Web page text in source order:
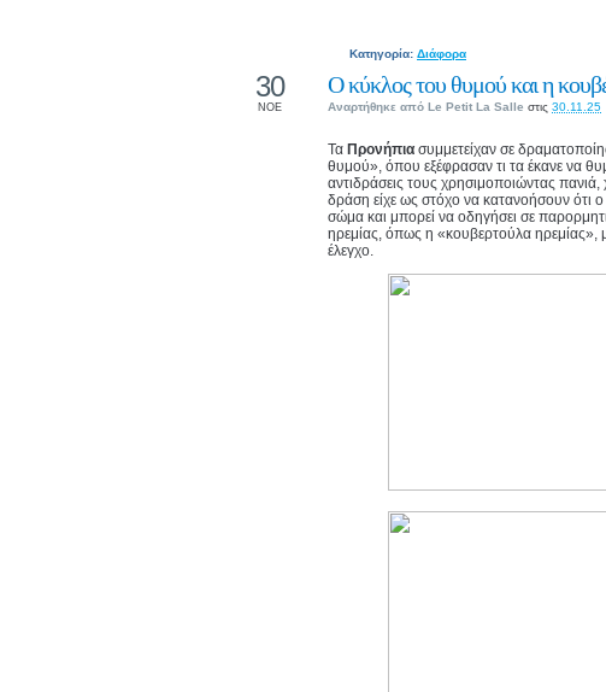
Κατηγορία: Διάφορα
Ο κύκλος του θυμού και η
Αναρτήθηκε από Le Petit La Salle στις 30.11.25
30
ΝΟΕ
Τα Προνήπια συμμετείχαν σε
θυμού», όπου εξέφρασαν τι τα έκανε να
αντιδράσεις τους χρησιμοποιώντας
δράση είχε ως στόχο να κατανοήσουν ότι
σώμα και μπορεί να οδηγήσει σε
ηρεμίας, όπως η «κουβερτούλα
έλεγχο.